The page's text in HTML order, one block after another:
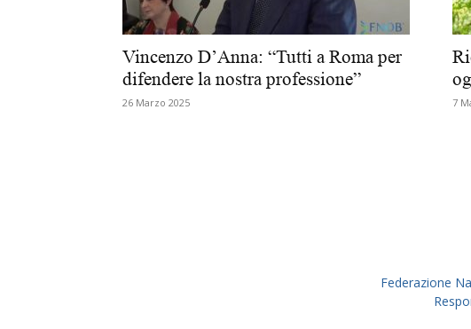
Vincenzo D’Anna: “Tutti a Roma per
difendere la nostra professione”
26 Marzo 2025 7
Federazione